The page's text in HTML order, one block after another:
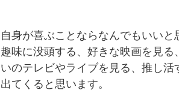
自身が喜ぶことならなんでもいいと
趣味に没頭する、好きな映画を見
いのテレビやライブを見る、推し
出てくると思います。